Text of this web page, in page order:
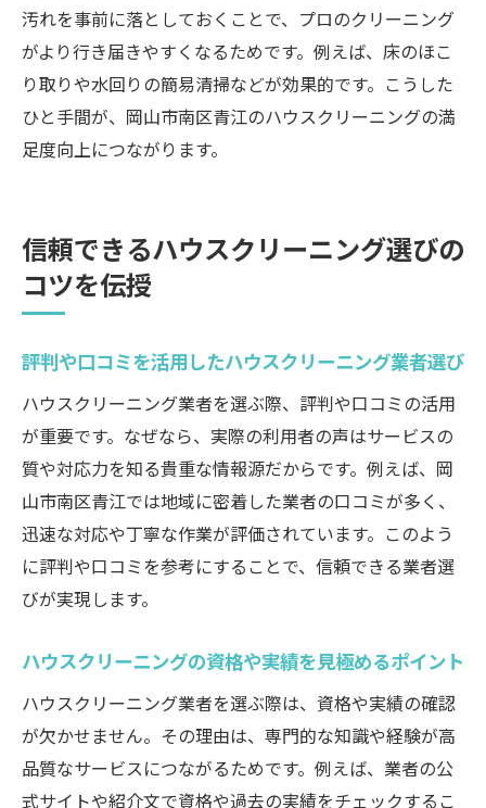
汚れを事前に落としておくことで、プロのクリーニング
がより行き届きやすくなるためです。例えば、床のほこ
り取りや水回りの簡易清掃などが効果的です。こうした
ひと手間が、岡山市南区青江のハウスクリーニングの満
足度向上につながります。
信頼できるハウスクリーニング選びの
コツを伝授
評判や口コミを活用したハウスクリーニング業者選び
ハウスクリーニング業者を選ぶ際、評判や口コミの活用
が重要です。なぜなら、実際の利用者の声はサービスの
質や対応力を知る貴重な情報源だからです。例えば、岡
山市南区青江では地域に密着した業者の口コミが多く、
迅速な対応や丁寧な作業が評価されています。このよう
に評判や口コミを参考にすることで、信頼できる業者選
びが実現します。
ハウスクリーニングの資格や実績を見極めるポイント
ハウスクリーニング業者を選ぶ際は、資格や実績の確認
が欠かせません。その理由は、専門的な知識や経験が高
品質なサービスにつながるためです。例えば、業者の公
式サイトや紹介文で資格や過去の実績をチェックするこ